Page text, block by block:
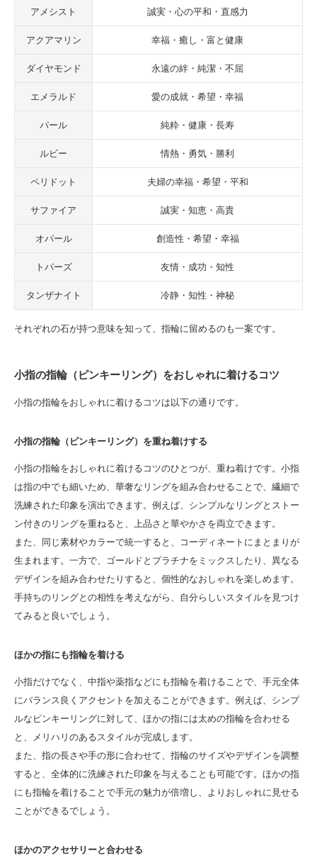
アメシスト 誠実・心の平和・直感力
アクアマリン 幸福・癒し・富と健康
ダイヤモンド 永遠の絆・純潔・不屈
エメラルド 愛の成就・希望・幸福
パール 純粋・健康・長寿
ルビー 情熱・勇気・勝利
ペリドット 夫婦の幸福・希望・平和
サファイア 誠実・知恵・高貴
オパール 創造性・希望・幸福
トパーズ 友情・成功・知性
タンザナイト 冷静・知性・神秘
それぞれの石が持つ意味を知って、指輪に留めるのも一案です。
小指の指輪（ピンキーリング）をおしゃれに着けるコツ
小指の指輪をおしゃれに着けるコツは以下の通りです。
小指の指輪（ピンキーリング）を重ね着けする
小指の指輪をおしゃれに着けるコツのひとつが、重ね着けです。小指
は指の中でも細いため、華奢なリングを組み合わせることで、繊細で
洗練された印象を演出できます。例えば、シンプルなリングとストー
ン付きのリングを重ねると、上品さと華やかさを両立できます。
また、同じ素材やカラーで統一すると、コーディネートにまとまりが
生まれます。一方で、ゴールドとプラチナをミックスしたり、異なる
デザインを組み合わせたりすると、個性的なおしゃれを楽しめます。
手持ちのリングとの相性を考えながら、自分らしいスタイルを見つけ
てみると良いでしょう。
ほかの指にも指輪を着ける
小指だけでなく、中指や薬指などにも指輪を着けることで、手元全体
にバランス良くアクセントを加えることができます。例えば、シンプ
ルなピンキーリングに対して、ほかの指には太めの指輪を合わせる
と、メリハリのあるスタイルが完成します。
また、指の長さや手の形に合わせて、指輪のサイズやデザインを調整
すると、全体的に洗練された印象を与えることも可能です。ほかの指
にも指輪を着けることで手元の魅力が倍増し、よりおしゃれに見せる
ことができるでしょう。
ほかのアクセサリーと合わせる